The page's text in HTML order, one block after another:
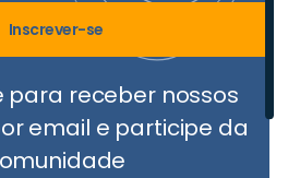
Inscrever-se
para receber nossos
email e participe da